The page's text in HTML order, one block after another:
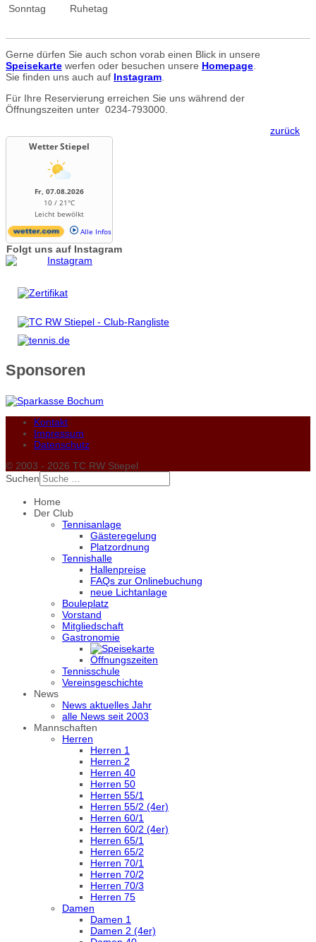
Sonntag Ruhetag
Gerne dürfen Sie auch schon vorab einen Blick in unsere
Speisekarte werfen oder besuchen unsere Homepage
Sie finden uns auch auf Instagram
Für Ihre Reservierung erreichen Sie uns während der
Öffnungszeiten unter 0234-793000.
zurück
Wetter Stiepel
Fr, 07.08.2026
10 / 21°C
Leicht bewölkt
Alle Infos
Folgt uns auf Instagram
Sponsoren
Kontakt
Impressum
Datenschutz
© 2003 - 2026 TC RW Stiepel
Suchen
Home
Der Club
Tennisanlage
Gästeregelung
Platzordnung
Tennishalle
Hallenpreise
FAQs zur Onlinebuchung
neue Lichtanlage
Bouleplatz
Vorstand
Mitgliedschaft
Gastronomie
Öffnungszeiten
Tennisschule
Vereinsgeschichte
News
News aktuelles Jahr
alle News seit 2003
Mannschaften
Herren
Herren 1
Herren 2
Herren 40
Herren 50
Herren 55/1
Herren 55/2 (4er)
Herren 60/1
Herren 60/2 (4er)
Herren 65/1
Herren 65/2
Herren 70/1
Herren 70/2
Herren 70/3
Herren 75
Damen
Damen 1
Damen 2 (4er)